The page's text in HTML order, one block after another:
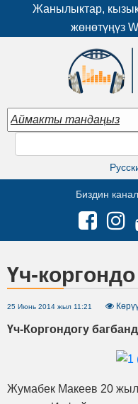
Жанылыктар,
жөнөтүңүз
Биздин
Үч-
25 Июнь 2014 жыл 11:21
Үч-Коргондогу
Жумабек Макеев 20